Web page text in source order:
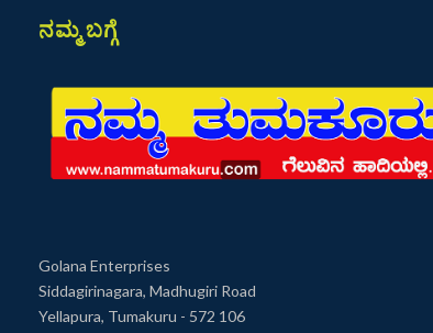
ನಮ್ಮ ಬಗ್ಗೆ
Golana Enterprises
Siddagirinagara, Madhugiri Road
Yellapura, Tumakuru - 572 106